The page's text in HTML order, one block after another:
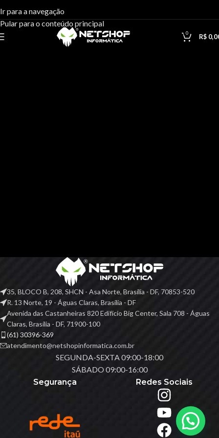
Ir para a navegação
Pular para o conteúdo principal
0 R$
Notebooks
Casa Notebooks
35, BLOCO B, 208, SHCN - Asa Norte, Brasília - DF, 70853-520
R. 13 Norte, 19 - Águas Claras, Brasília - DF
Avenida das Castanheiras 820 Edifício Big Center, Sala 708 - Águas
Claras, Brasília - DF, 71900-100
(61) 30396-369
atendimento@netshopinformatica.com.br
SEGUNDA-SEXTA 09:00-18:00
SÁBADO 09:00-16:00
Segurança
Redes Sociais